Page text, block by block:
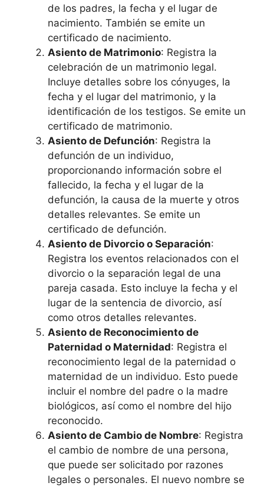
de los padres, la fecha y el lugar de
nacimiento. También se emite un
certificado de nacimiento.
Asiento de Matrimonio: Registra la
celebración de un matrimonio legal.
Incluye detalles sobre los cónyuges, la
fecha y el lugar del matrimonio, y la
identificación de los testigos. Se emite un
certificado de matrimonio.
Asiento de Defunción: Registra la
defunción de un individuo,
proporcionando información sobre el
fallecido, la fecha y el lugar de la
defunción, la causa de la muerte y otros
detalles relevantes. Se emite un
certificado de defunción.
Asiento de Divorcio o Separación:
Registra los eventos relacionados con el
divorcio o la separación legal de una
pareja casada. Esto incluye la fecha y el
lugar de la sentencia de divorcio, así
como otros detalles relevantes.
Asiento de Reconocimiento de
Paternidad o Maternidad: Registra el
reconocimiento legal de la paternidad o
maternidad de un individuo. Esto puede
incluir el nombre del padre o la madre
biológicos, así como el nombre del hijo
reconocido.
Asiento de Cambio de Nombre: Registra
el cambio de nombre de una persona,
que puede ser solicitado por razones
legales o personales. El nuevo nombre se